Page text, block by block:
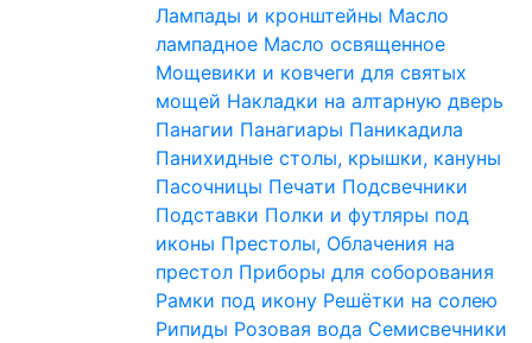
Лампады и кронштейны Масло
лампадное Масло освященное
Мощевики и ковчеги для святых
мощей Накладки на алтарную дверь
Панагии Панагиары Паникадила
Панихидные столы, крышки, кануны
Пасочницы Печати Подсвечники
Подставки Полки и футляры под
иконы Престолы, Облачения на
престол Приборы для соборования
Рамки под икону Решётки на солею
Рипиды Розовая вода Семисвечники